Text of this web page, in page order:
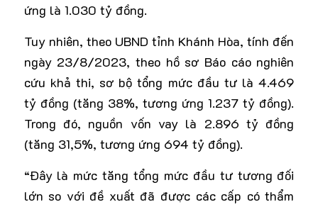
ứng là 1.030 tỷ đồng.
Tuy nhiên, theo UBND tỉnh Khánh Hòa, tính đến
ngày 23/8/2023, theo hồ sơ Báo cáo nghiên
cứu khả thi, sơ bộ tổng mức đầu tư là 4.469
tỷ đồng (tăng 38%, tương ứng 1.237 tỷ đồng).
Trong đó, nguồn vốn vay là 2.896 tỷ đồng
(tăng 31,5%, tương ứng 694 tỷ đồng).
“Đây là mức tăng tổng mức đầu tư tương đối
lớn so với đề xuất đã được các cấp có thẩm